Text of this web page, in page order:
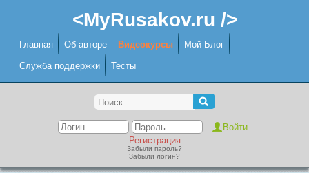
<MyRusakov.ru />
Главная Об авторе Видеокурсы Мой Блог
Служба поддержки Тесты
Регистрация
Забыли пароль?
Забыли логин?